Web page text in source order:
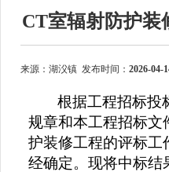
CT室辐射防护装
来源：湖㳇镇 发布时间： 2026-04-
根据工程招标投
规章和本工程招标文
护装修工程的评标工
经确定。现将中标结